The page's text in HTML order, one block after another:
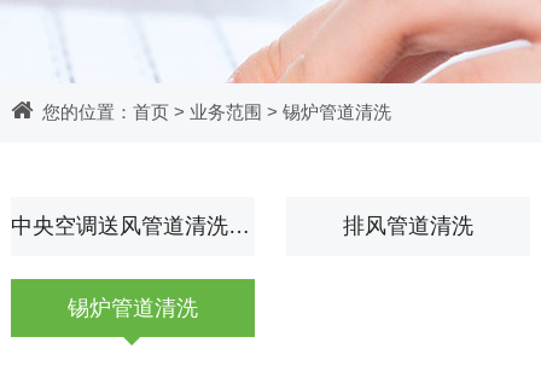
您的位置： 首页> 业务范围 > 锡炉管道清洗
中央空调送风管道清洗消毒 排风管道清洗
锡炉管道清洗